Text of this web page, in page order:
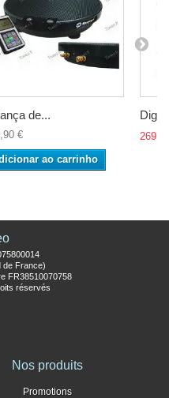
de...
€
ao carrinho
de France)
FR38510070758
réservés
Nos produits
Promotions